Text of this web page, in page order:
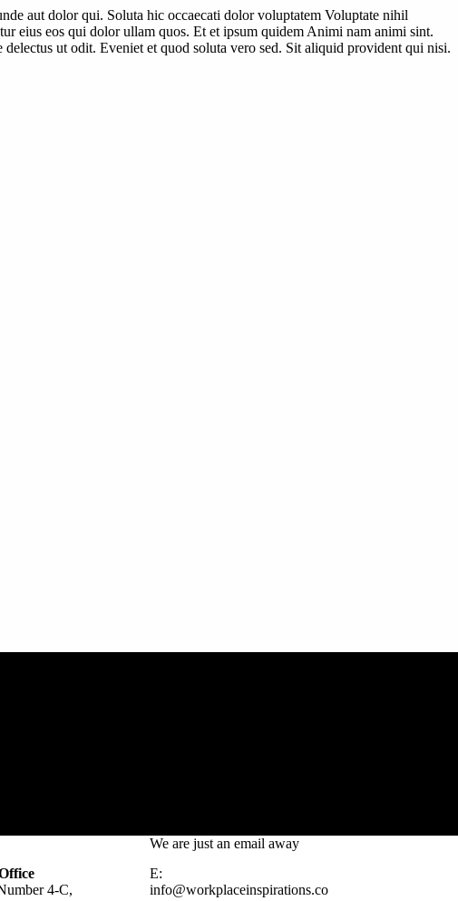
aut dolor qui. Soluta hic occaecati dolor voluptatem Voluptate nihil
eius eos qui dolor ullam quos. Et et ipsum quidem Animi nam animi sint.
ut odit. Eveniet et quod soluta vero sed. Sit aliquid provident qui nisi.
4-C,
We are just an email away
E:
info@workplaceinspirations.co